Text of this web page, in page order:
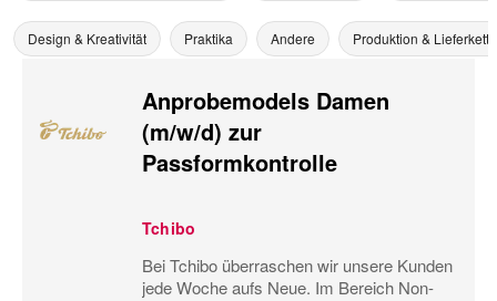
Design & Kreativität Praktika Andere Produktion & Lieferkette
Anprobemodels Damen
(m/w/d) zur
Passformkontrolle
Tchibo
Bei Tchibo überraschen wir unsere Kunden
jede Woche aufs Neue. Im Bereich Non-